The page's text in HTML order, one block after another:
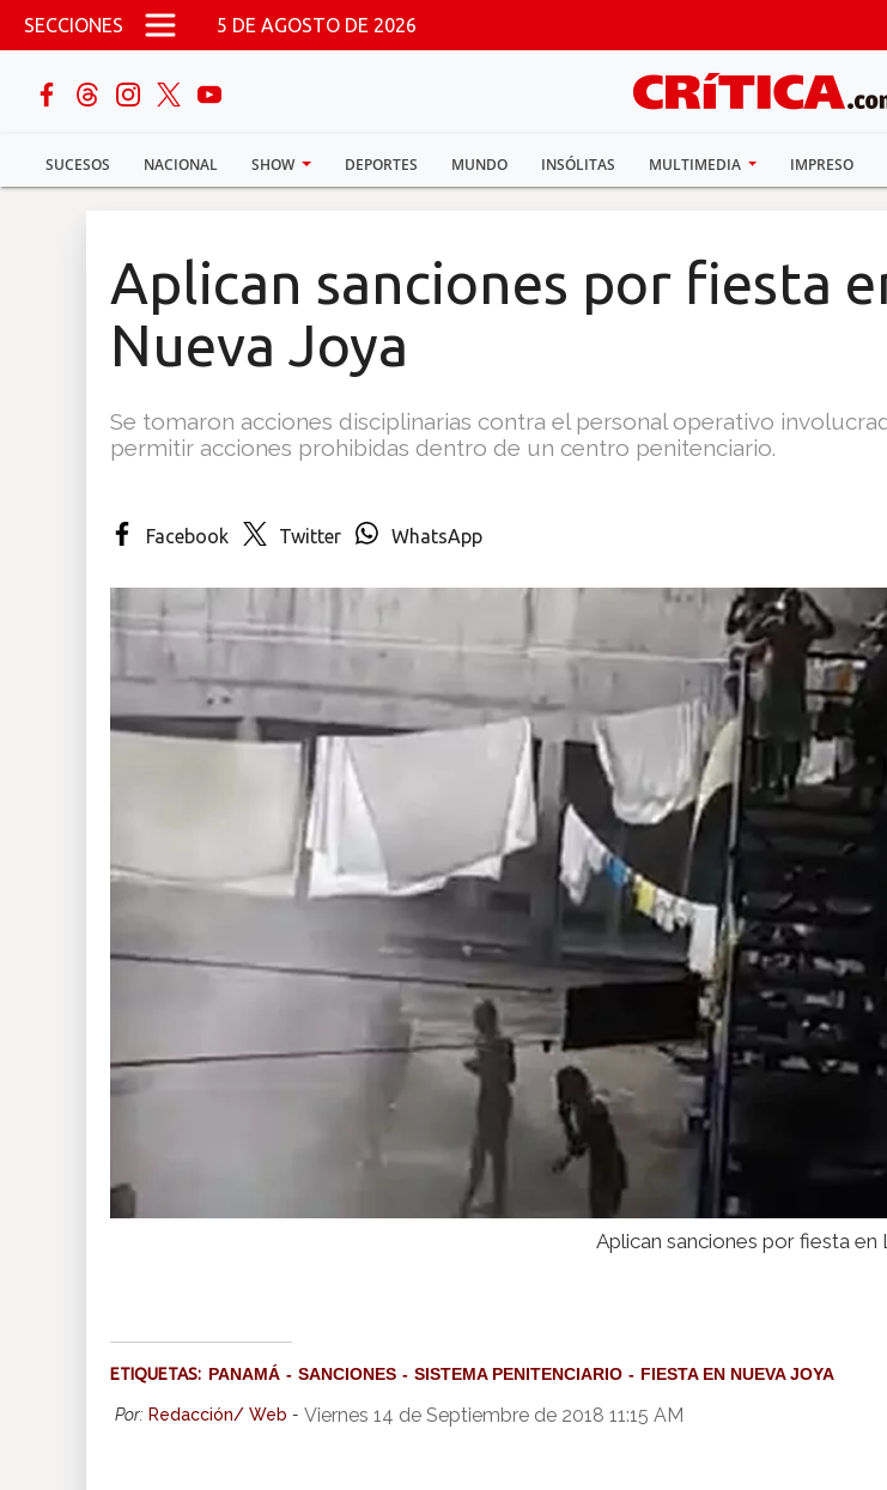
Pasar al contenido principal
SECCIONES 5 DE AGOSTO DE 2026
SUCESOS NACIONAL SHOW DEPORTES MUNDO INSÓLITAS MULTIMEDIA IMPRESO
buscar
Sucesos
Aplican sanciones por fiesta
Nueva Joya
Se tomaron acciones disciplinarias contra el personal operativo
permitir acciones prohibidas dentro de un centro penitenciario.
Facebook Twitter WhatsApp
Aplican sanciones por fiesta en
ETIQUETAS: PANAMÁ SANCIONES SISTEMA PENITENCIARIO FIESTA EN NUEVA JOYA
Por: Redacción/ Web - Viernes 14 de Septiembre de 2018 11:15 AM